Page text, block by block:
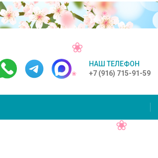
НАШ ТЕЛЕФОН
+7 (916) 715-91-59